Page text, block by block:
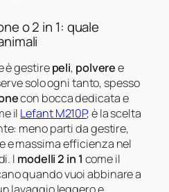
o 2 in 1: quale
è gestirepeli, polveree
solo ogni tanto, spesso
con bocca dedicata e
il Lefant M210P, è la scelta
meno parti da gestire,
e massima efficienza nel
I modelli 2 in 1 come il
quando vuoi abbinare a